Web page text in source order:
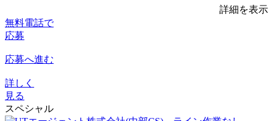
詳細を表示
無料電話で
応募
応募へ進む
詳しく
見る
スペシャル